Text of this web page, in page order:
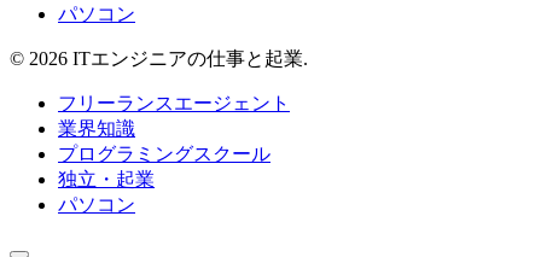
パソコン
© 2026 ITエンジニアの仕事と起業.
フリーランスエージェント
業界知識
プログラミングスクール
独立・起業
パソコン